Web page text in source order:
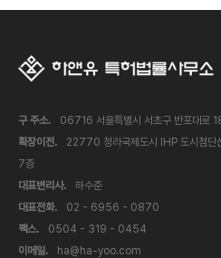
구 주소.
06716 서울특별시 서초구 반포대로
확장이전.
22770 청라국제도시 IHP 도시첨단
7층
대표변리사.
하수준
대표전화.
02 - 6956 - 0870
팩스.
0504 - 319 - 0454
이메일.
ha@ha-yoo.com